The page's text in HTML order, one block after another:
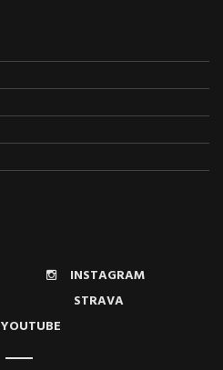
INSTAGRAM
STRAVA
YOUTUBE